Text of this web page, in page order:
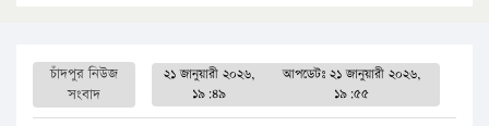
চাঁদপুর নিউজ
সংবাদ
২১ জানুয়ারী ২০২৬,
১৯:৪৯
আপডেটঃ ২১ জানুয়ারী ২০২৬,
১৯:৫৫